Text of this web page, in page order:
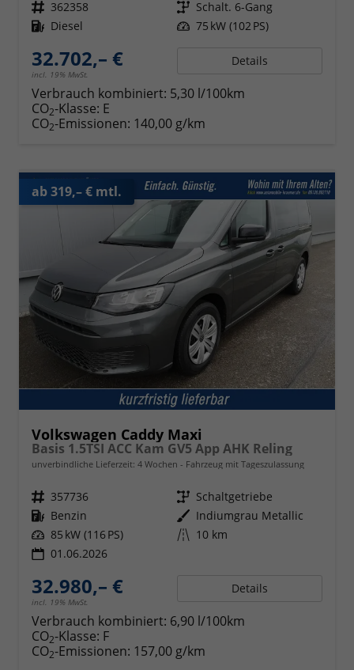
Fahrzeugnr. 362358 Getriebe Schalt. 6-Gang
Kraftstoff Diesel Leistung 75 kW (102 PS)
32.702,– €
incl. 19% MwSt.
Details
Verbrauch kombiniert: 5,30 l/100km
CO2-Klasse: E
CO2-Emissionen: 140,00 g/km
ab 319,– € mtl.
Volkswagen Caddy Maxi
Basis 1.5TSI ACC Kam GV5 App AHK Reling
unverbindliche Lieferzeit: 4 Wochen Fahrzeug mit Tageszulassung
Fahrzeugnr. 357736 Getriebe Schaltgetriebe
Kraftstoff Benzin Außenfarbe Indiumgrau Metallic
Leistung 85 kW (116 PS) Kilometerstand 10 km
01.06.2026
32.980,– €
incl. 19% MwSt.
Details
Verbrauch kombiniert: 6,90 l/100km
CO2-Klasse: F
CO2-Emissionen: 157,00 g/km